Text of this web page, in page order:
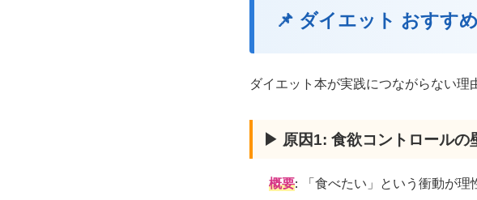
📌 ダイエット おすす
ダイエット本が実践につながらない理
▶ 原因1: 食欲コントロールの
概要: 「食べたい」という衝動が理